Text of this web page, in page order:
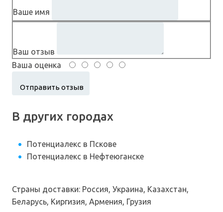
Ваше имя
Ваш отзыв
Ваша оценка
В других городах
Потенциалекс в Пскове
Потенциалекс в Нефтеюганске
Страны доставки: Россия, Украина, Казахстан,
Беларусь, Киргизия, Армения, Грузия